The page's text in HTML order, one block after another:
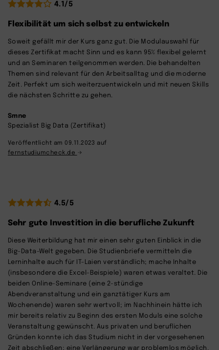
4.1/5
Flexibilität um sich selbst zu entwickeln
Soweit gefällt mir der Kurs ganz gut. Die Modulauswahl für
dieses Zertifikat macht Sinn und es kann 95% flexibel gelernt
und an Seminaren teilgenommen werden. Die behandelten
Themen sind relevant für den Arbeitsalltag und die moderne
Zeit. Perfekt um sich weiterzuentwickeln und mit neuen Skills
die nächsten Schritte zu gehen.
Smne
Spezialist Big Data (Zertifikat)
Veröffentlicht am 09.11.2023 auf
fernstudiumcheck.de
4.5/5
Sehr gute Investition in die berufliche Zukunft
Diese Weiterbildung hat mir einen sehr guten Einblick in die
Big-Data-Welt gegeben. Die Studienbriefe vermitteln die
Lerninhalte auch für IT-Laien verständlich; mache Inhalte
(insbesondere die Excel-Beispiele) waren etwas veraltet. Die
beiden Online-Seminare (eine 2-stündige
Abendveranstaltung und ein ganztätiger Kurs am
Wochenende) waren sehr wertvoll; im Nachhinein hätte ich
mir bereits relativ zu Beginn des ersten Moduls eine solche
Veranstaltung gewünscht. Aus privaten und beruflichen
Gründen konnte ich das Studium nicht in der vorgesehenen
Zeit abschließen; eine Verlängerung war problemlos möglich.